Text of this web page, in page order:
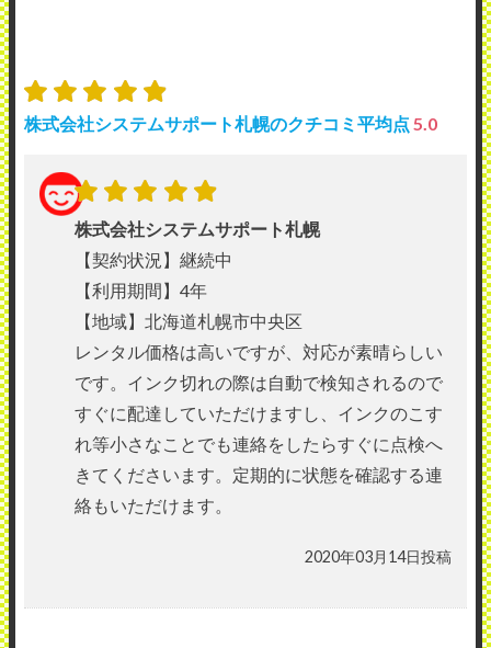
株式会社システムサポート札幌のクチコミ平均点 5.0
株式会社システムサポート札幌
【契約状況】継続中
【利用期間】4年
【地域】北海道札幌市中央区
レンタル価格は高いですが、対応が素晴らしい
です。インク切れの際は自動で検知されるので
すぐに配達していただけますし、インクのこす
れ等小さなことでも連絡をしたらすぐに点検へ
きてくださいます。定期的に状態を確認する連
絡もいただけます。
2020年03月14日投稿